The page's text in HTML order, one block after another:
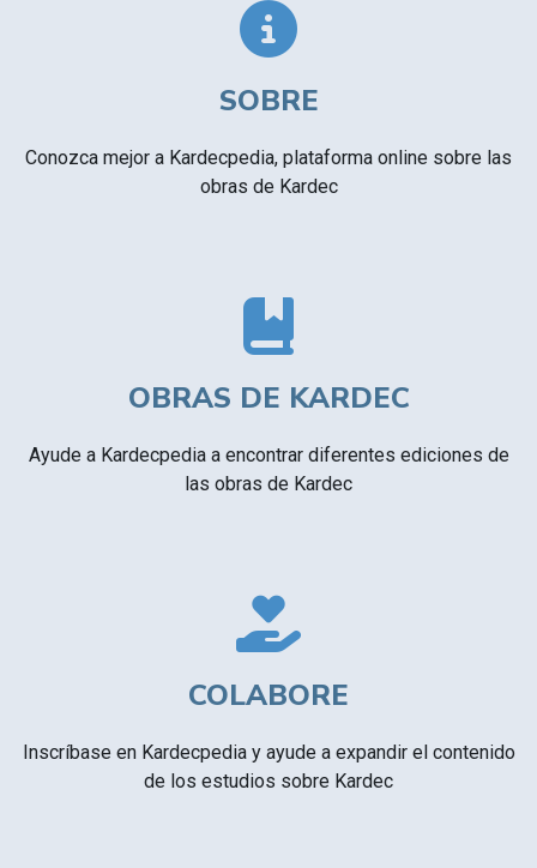
SOBRE
Conozca mejor a Kardecpedia, plataforma online sobre las
obras de Kardec
OBRAS DE KARDEC
Ayude a Kardecpedia a encontrar diferentes ediciones de
las obras de Kardec
COLABORE
Inscríbase en Kardecpedia y ayude a expandir el contenido
de los estudios sobre Kardec